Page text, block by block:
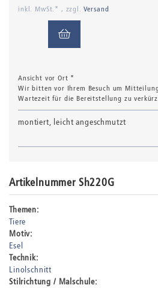
inkl. MwSt.* , zzgl. Versand
Ansicht vor Ort *
Wir bitten vor Ihrem Besuch um
Wartezeit für die Bereitstellung zu
montiert, leicht angeschmutzt
Artikelnummer Sh220G
Themen:
Tiere
Motiv:
Esel
Technik:
Linolschnitt
Stilrichtung / Malschule: